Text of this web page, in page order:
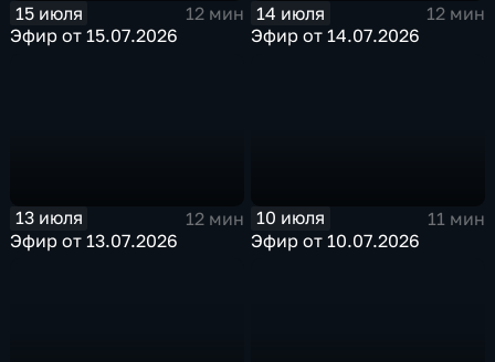
15 июля
12 мин
Эфир от 15.07.2026
14 июля
12 мин
Эфир от 14.07.2026
13 июля
12 мин
Эфир от 13.07.2026
10 июля
11 мин
Эфир от 10.07.2026